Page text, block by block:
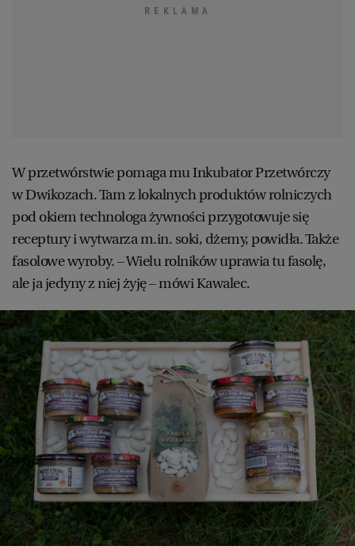
W przetwórstwie pomaga mu Inkubator Przetwórczy
w Dwikozach. Tam z lokalnych produktów rolniczych
pod okiem technologa żywności przygotowuje się
receptury i wytwarza m.in. soki, dżemy, powidła. Także
fasolowe wyroby. – Wielu rolników uprawia tu fasolę,
ale ja jedyny z niej żyję – mówi Kawalec.